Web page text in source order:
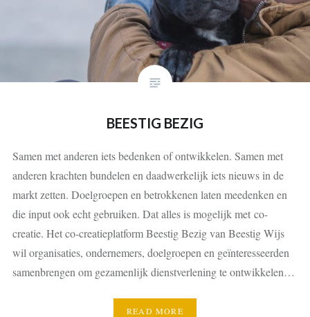
BEESTIG BEZIG
Samen met anderen iets bedenken of ontwikkelen. Samen met
anderen krachten bundelen en daadwerkelijk iets nieuws in de
markt zetten. Doelgroepen en betrokkenen laten meedenken en
die input ook echt gebruiken. Dat alles is mogelijk met co-
creatie. Het co-creatieplatform Beestig Bezig van Beestig Wijs
wil organisaties, ondernemers, doelgroepen en geïnteresseerden
samenbrengen om gezamenlijk dienstverlening te ontwikkelen…
READ MORE